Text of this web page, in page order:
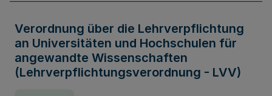
Verordnung über die Lehrverpflichtung
an Universitäten und Hochschulen für
angewandte Wissenschaften
(Lehrverpflichtungsverordnung - LVV)